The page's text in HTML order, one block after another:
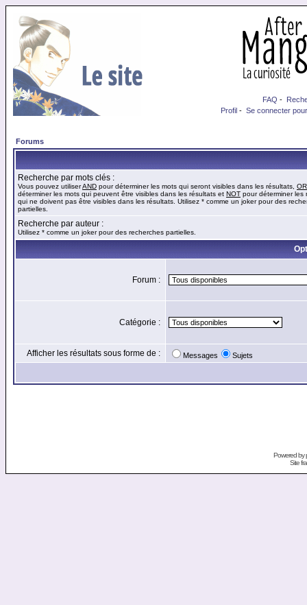
FAQ -
Profil - Se connecter
Forums
Recherche par mots clés :
Vous pouvez utiliserAND pour déterminer les mots qui seront visibles dans les résultats, OR
déterminer les mots qui peuvent être visibles dans les résultats et NOT pour déterminer les
qui ne doivent pas être visibles dans les résultats. Utilisez * comme un joker pour des
partielles.
Recherche par auteur :
Utilisez * comme un joker pour des recherches partielles.
Forum :
Catégorie :
Afficher les résultats sous forme de : Messages Sujets
Powered by
Site